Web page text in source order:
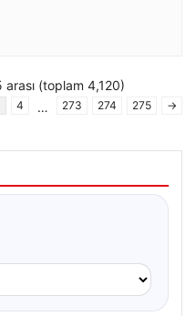
(toplam 4,120)
4 … 273 274 275 →